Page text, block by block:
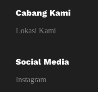
Cabang Kami
Lokasi Kami
Social Media
Instagram